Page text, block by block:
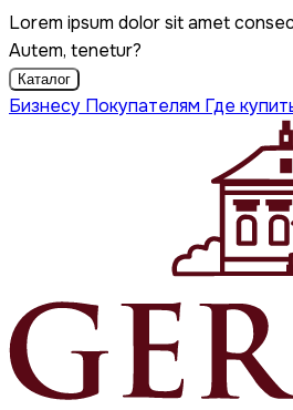
Lorem ipsum dolor sit amet
Autem, tenetur?
Каталог
Бизнесу Покупателям Где